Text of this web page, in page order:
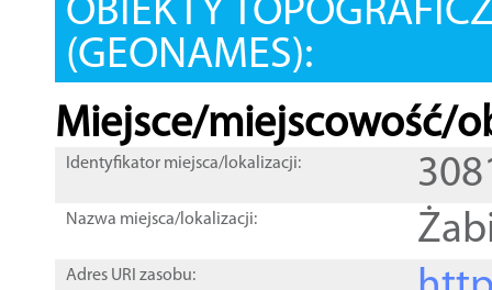
OBIEKTY
(GEONAMES):
Miejsce/miejscowość/
Identyfikator miejsca/lokalizacji:
Nazwa miejsca/lokalizacji:
Adres URI zasobu: